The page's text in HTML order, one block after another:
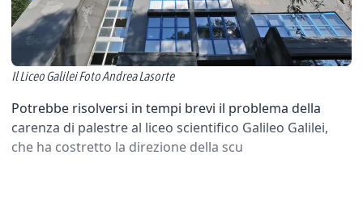
Il Liceo Galilei Foto Andrea Lasorte
Potrebbe risolversi in tempi brevi il problema della
carenza di palestre al liceo scientifico Galileo Galilei,
che ha costretto la direzione della scu